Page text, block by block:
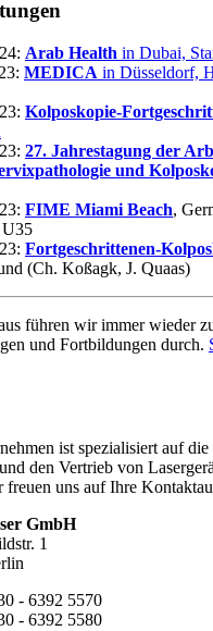
Arab Health in Dubai,
MEDICA in Düsseldorf,
Kolposkopie-
27. Jahrestagung der
und
FIME Miami Beach,
U35
Fortgeschrittenen-
(Ch. Koßagk, J. Quaas)
führen wir immer wieder
und Fortbildungen durch.
ist spezialisiert auf
den Vertrieb von
freuen uns auf Ihre
GmbH
1
- 6392 5570
- 6392 5580